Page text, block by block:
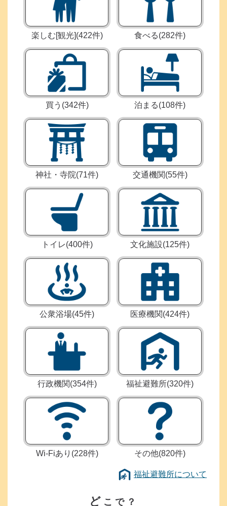
楽しむ[観光](422件) 食べる(282件)
買う (342件) 泊まる(108件)
神社・寺院(71件) 交通機関(55件)
トイレ(400件) 文化施設(125件)
公衆浴場(45件) 医療機関(424件)
行政機関(354件) 福祉避難所(320件)
Wi-Fiあり (228件) その他(820件)
福
避
祉
福祉避難所について
ど こで？